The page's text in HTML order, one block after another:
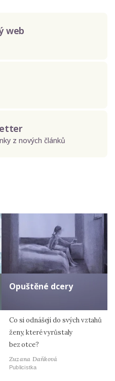
web
z nových článků
Opuštěné dcery
Co si odnášejí do svých vztahů
ženy, které vyrůstaly
bez otce?
Zuzana Daňková
Publicistka